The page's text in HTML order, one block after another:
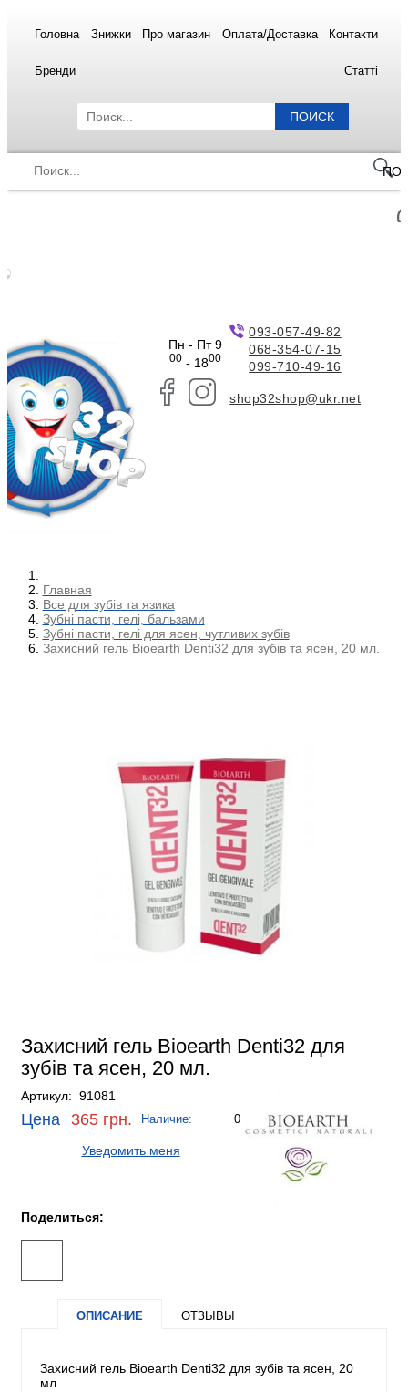
Головна Знижки Про магазин Оплата/Доставка Контакти
Бренди Статті
ПОИСК
Пн - Пт 9
00- 1800
093-057-49-82
068-354-07-15
099-710-49-16
shop32shop@ukr.net
Главная
Все для зубів та язика
Зубні пасти, гелі, бальзами
Зубні пасти, гелі для ясен, чутливих зубів
Захисний гель Bioearth Denti32 для зубів та ясен, 20 мл.
Захисний гель Bioearth Denti32 для
зубів та ясен, 20 мл.
Артикул: 91081
Цена 365 грн. Наличие: 0
Уведомить меня
Поделиться:
ОПИСАНИЕ ОТЗЫВЫ
Захисний гель Bioearth Denti32 для зубів та ясен, 20
мл.